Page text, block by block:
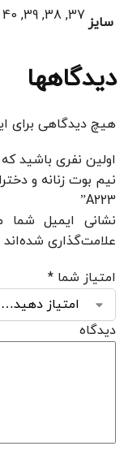
سایز 37, 38, 39, 40
دیدگاهها
هیچ دیدگاهی برای
اولین نفری باشید
نیم بوت زنانه و
A223”
نشانی ایمیل شما
علامت‌گذاری شده‌اند
امتیاز شما *